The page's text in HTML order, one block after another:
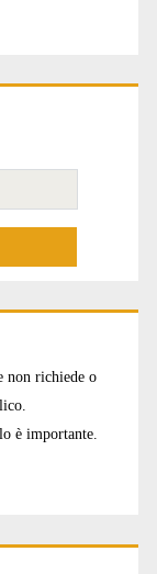
non richiede o
è importante.